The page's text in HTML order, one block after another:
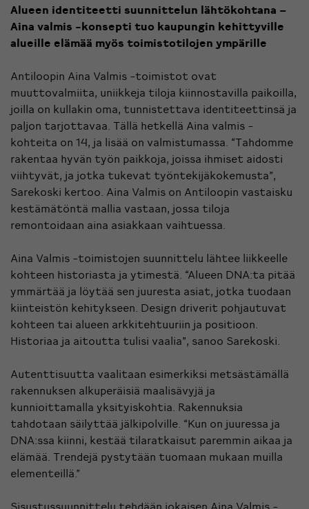
Alueen identiteetti suunnittelun lähtökohtana –
Aina valmis -konsepti tuo kaupungin kehittyville
alueille elämää myös toimistotilojen ympärille
Antiloopin Aina Valmis -toimistot ovat
muuttovalmiita, uniikkeja tiloja kiinnostavilla paikoilla,
joilla on kullakin oma, tunnistettava identiteettinsä ja
paljon tarjottavaa. Tällä hetkellä Aina valmis -
kohteita on 14, ja lisää on valmistumassa. “Tahdomme
rakentaa hyvän työn paikkoja, joissa ihmiset aidosti
viihtyvät, ja jotka tukevat työntekijäkokemusta”,
Sarekoski kertoo. Aina Valmis on Antiloopin vastaisku
kestämätöntä mallia vastaan, jossa tiloja
remontoidaan aina asiakkaan vaihtuessa.
Aina Valmis -toimistojen suunnittelu lähtee liikkeelle
kohteen historiasta ja ytimestä. “Alueen DNA:ta pitää
ymmärtää ja löytää sen juuresta asiat, jotka tuodaan
kiinteistön kehitykseen. Design driverit pohjautuvat
kohteen tai alueen arkkitehtuuriin ja positioon.
Historiaa ja aitoutta tulisi vaalia”, sanoo Sarekoski.
Autenttisuutta vaalitaan esimerkiksi metsästämällä
rakennuksen alkuperäisiä maalisävyjä ja
kunnioittamalla yksityiskohtia. Rakennuksia
tahdotaan säilyttää jälkipolville. “Kun on juuressa ja
DNA:ssa kiinni, kestää tilaratkaisut paremmin aikaa ja
elämää. Trendejä pystytään tuomaan mukaan muilla
elementeillä.”
Sisustussuunnittelu tehdään jokaisen Aina Valmis -